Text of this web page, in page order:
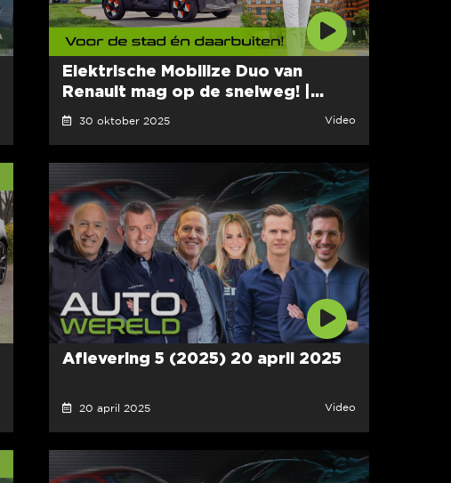
Elektrische Mobilize Duo van
Renault mag op de snelweg! |...
30 oktober 2025 Video
Aflevering 5 (2025) 20 april 2025
20 april 2025 Video